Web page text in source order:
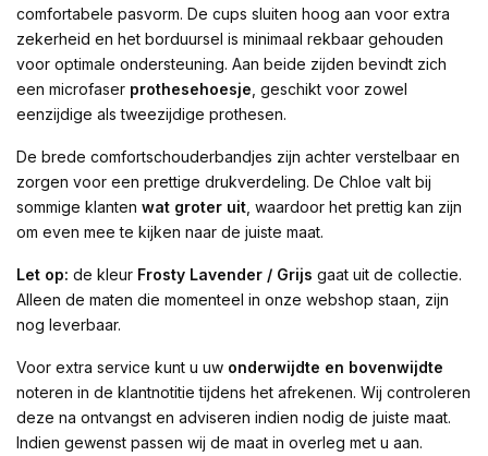
comfortabele pasvorm. De cups sluiten hoog aan voor extra
zekerheid en het borduursel is minimaal rekbaar gehouden
voor optimale ondersteuning. Aan beide zijden bevindt zich
een microfaser prothesehoesje , geschikt voor zowel
eenzijdige als tweezijdige prothesen.
De brede comfortschouderbandjes zijn achter verstelbaar en
zorgen voor een prettige drukverdeling. De Chloe valt bij
sommige klanten wat groter uit , waardoor het prettig kan zijn
om even mee te kijken naar de juiste maat.
Let op: de kleur Frosty Lavender / Grijs gaat uit de collectie.
Alleen de maten die momenteel in onze webshop staan, zijn
nog leverbaar.
Voor extra service kunt u uw onderwijdte en bovenwijdte
noteren in de klantnotitie tijdens het afrekenen. Wij controleren
deze na ontvangst en adviseren indien nodig de juiste maat.
Indien gewenst passen wij de maat in overleg met u aan.